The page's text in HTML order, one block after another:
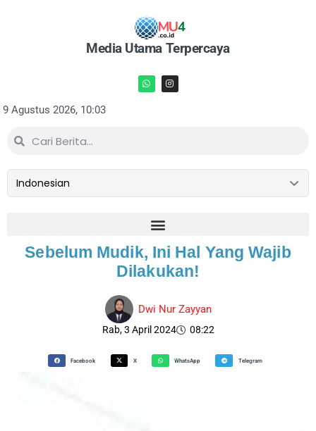
Media Utama Terpercaya
9 Agustus 2026, 10:03
Sebelum Mudik, Ini Hal Yang Wajib
Dilakukan!
Dwi Nur Zayyan
Rab, 3 April 2024 08:22
Facebook X WhatsApp Telegram